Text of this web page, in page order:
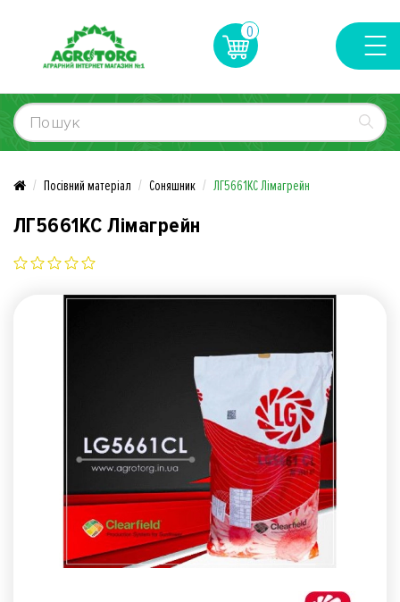
0
Посівний матеріал Соняшник ЛГ5661КС Лімагрейн
ЛГ5661КС Лімагрейн